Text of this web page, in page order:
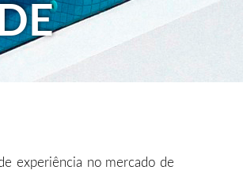
experiência no mercado de